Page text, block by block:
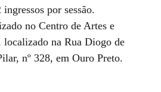
por sessão.
no Centro de Artes e
localizado na Rua Diogo de
nº 328, em Ouro Preto.